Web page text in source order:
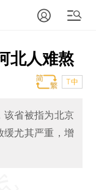
北人难熬
T中
该省被指为北京
缓尤其严重，增